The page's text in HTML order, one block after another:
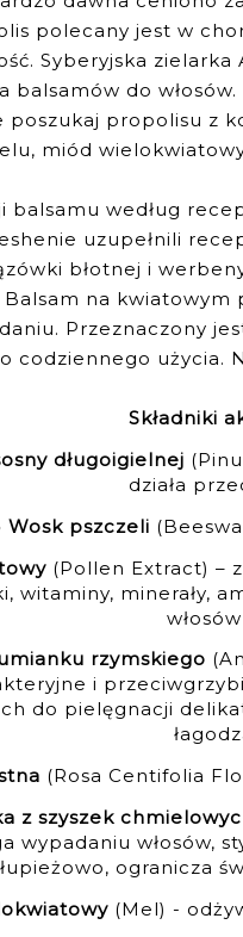
polecany jest w
Syberyjska
balsamów do
poszukaj propolisu z
miód
balsamu według
uzupełnili
błotnej i
Balsam na kwiatowym
Przeznaczony
codziennego użycia.
Składniki
długoigielnej
działa
Wosk pszczeli
(Pollen Extract) –
witaminy, minerały,
rzymskiego
i
do pielęgnacji
(Rosa Centifolia
z szyszek
wypadaniu włosów,
ogranicza
(Mel) -